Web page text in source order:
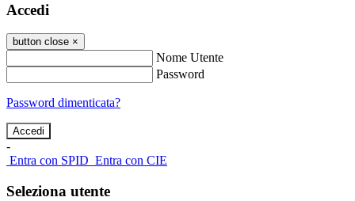
Accedi
button close ×
Nome Utente
Password
Password dimenticata?
-
Entra con SPID Entra con CIE
Seleziona utente